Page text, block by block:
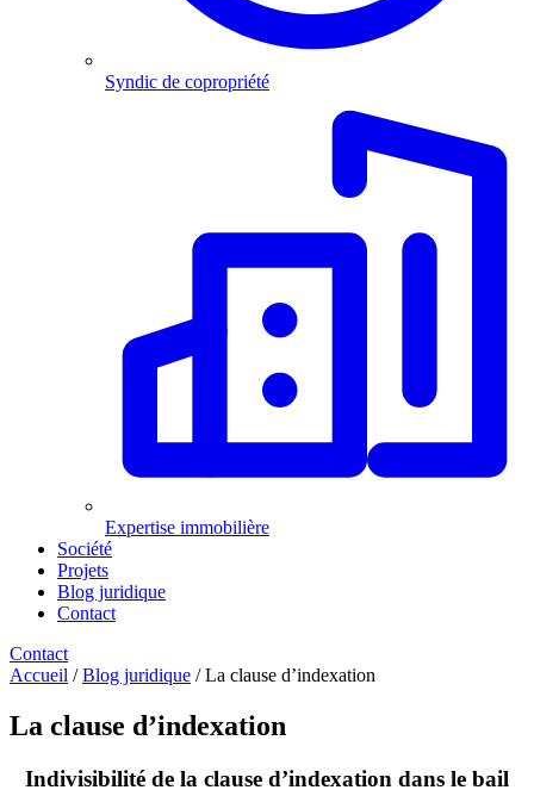
Syndic de copropriété
Expertise immobilière
Société
Projets
Blog juridique
Contact
Contact
Accueil / Blog juridique / La clause d’indexation
La clause d’indexation
Indivisibilité de la clause d’indexation dans le bail